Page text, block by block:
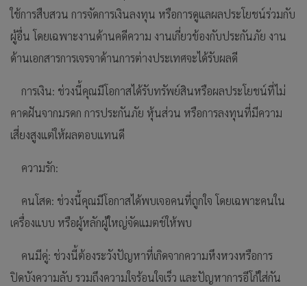
ใช้การสืบสวน การจัดการเงินลงทุน หรือการดูแลผลประโยชน์ร่วมกับ
ผู้อื่น โดยเฉพาะงานด้านคดีความ งานเกี่ยวข้องกับประกันภัย งาน
ด้านเอกสารการเจรจาด้านการต่างประเทศจะได้รับผลดี
การเงิน: ช่วงนี้คุณมีโอกาสได้รับทรัพย์สินหรือผลประโยชน์ที่ไม่
คาดฝันจากมรดก การประกันภัย หุ้นส่วน หรือการลงทุนที่มีความ
เสี่ยงสูงแต่ให้ผลตอบแทนดี
ความรัก:
คนโสด: ช่วงนี้คุณมีโอกาสได้พบเจอคนที่ถูกใจ โดยเฉพาะคนใน
เครื่องแบบ หรือผู้หลักผู้ใหญ่จัดแมตช์ให้พบ
คนมีคู่: ช่วงนี้ต้องระวังปัญหาที่เกิดจากความหึงหวงหรือการ
ปิดบังความลับ รวมถึงความใจร้อนใจเร็ว และปัญหาการอีโก้ใส่กัน